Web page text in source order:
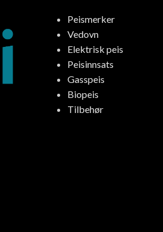
Peismerker
Vedovn
Elektrisk peis
Peisinnsats
Gasspeis
Biopeis
Tilbehør